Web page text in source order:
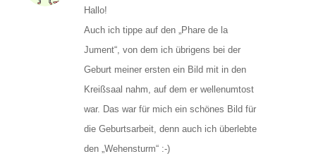
Hallo!
Auch ich tippe auf den „Phare de la
Jument“, von dem ich übrigens bei der
Geburt meiner ersten ein Bild mit in den
Kreißsaal nahm, auf dem er wellenumtost
war. Das war für mich ein schönes Bild für
die Geburtsarbeit, denn auch ich überlebte
den „Wehensturm“ :-)